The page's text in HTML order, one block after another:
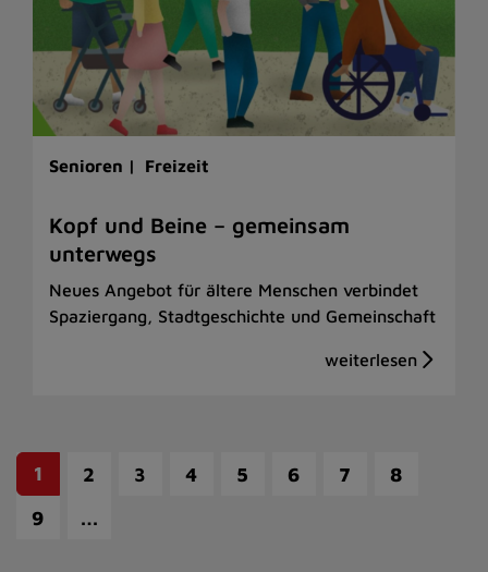
Senioren | Freizeit
Kopf und Beine – gemeinsam
unterwegs
Neues Angebot für ältere Menschen verbindet
Spaziergang, Stadtgeschichte und Gemeinschaft
1 2 3 4 5 6 7
8
9
…